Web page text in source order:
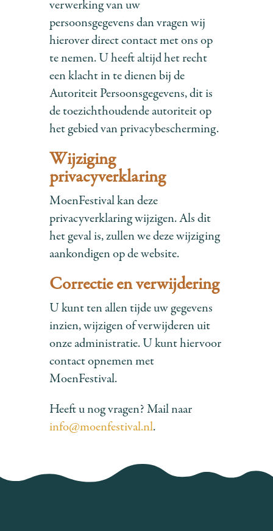
verwerking van uw
persoonsgegevens dan vragen wij
hierover direct contact met ons op
te nemen. U heeft altijd het recht
een klacht in te dienen bij de
Autoriteit Persoonsgegevens, dit is
de toezichthoudende autoriteit op
het gebied van privacybescherming.
Wijziging
privacyverklaring
MoenFestival kan deze
privacyverklaring wijzigen. Als dit
het geval is, zullen we deze wijziging
aankondigen op de website.
Correctie en verwijdering
U kunt ten allen tijde uw gegevens
inzien, wijzigen of verwijderen uit
onze administratie. U kunt hiervoor
contact opnemen met
MoenFestival.
Heeft u nog vragen? Mail naar
info@moenfestival.nl.